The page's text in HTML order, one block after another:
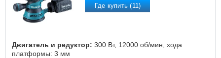
Где купить (11)
Двигатель и редуктор: 300 Вт, 12000 об/мин, хода
платформы: 3 мм